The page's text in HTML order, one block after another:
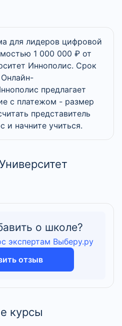
для лидеров цифровой
1 000 000 ₽ от
Иннополис. Срок
предлагает
с платежом - размер
представитель
и начните учиться.
о школе?
экспертам Выберу.ру
отзыв
курсы